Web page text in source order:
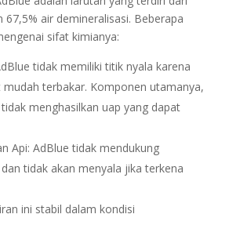
67,5% air demineralisasi. Beberapa
sifat kimianya:
tidak memiliki titik nyala karena
terbakar. Komponen utamanya,
menghasilkan uap yang dapat
Api: AdBlue tidak mendukung
tidak akan menyala jika terkena
ini stabil dalam kondisi